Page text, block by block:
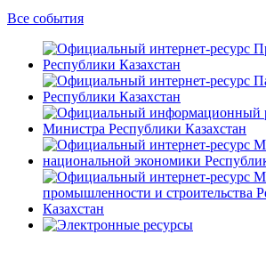
Все события